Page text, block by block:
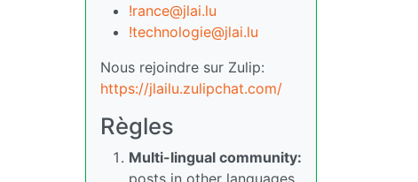
!rance@jlai.lu
!technologie@jlai.lu
Nous rejoindre sur Zulip:
https://jlailu.zulipchat.com/
Règles
Multi-lingual community: